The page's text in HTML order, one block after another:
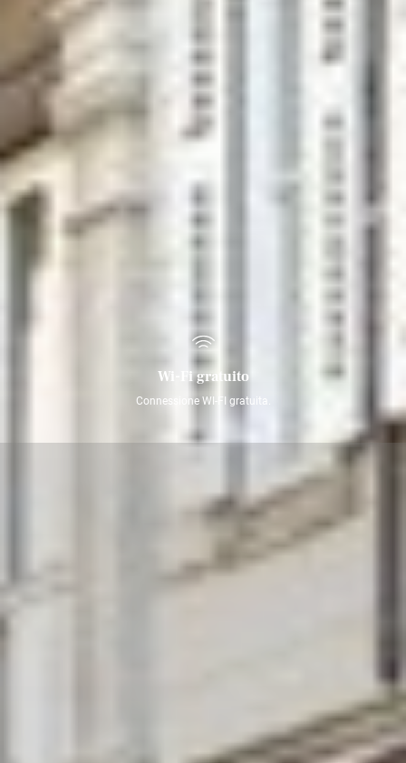
Wi-Fi gratuito
Connessione WI-FI gratuita.